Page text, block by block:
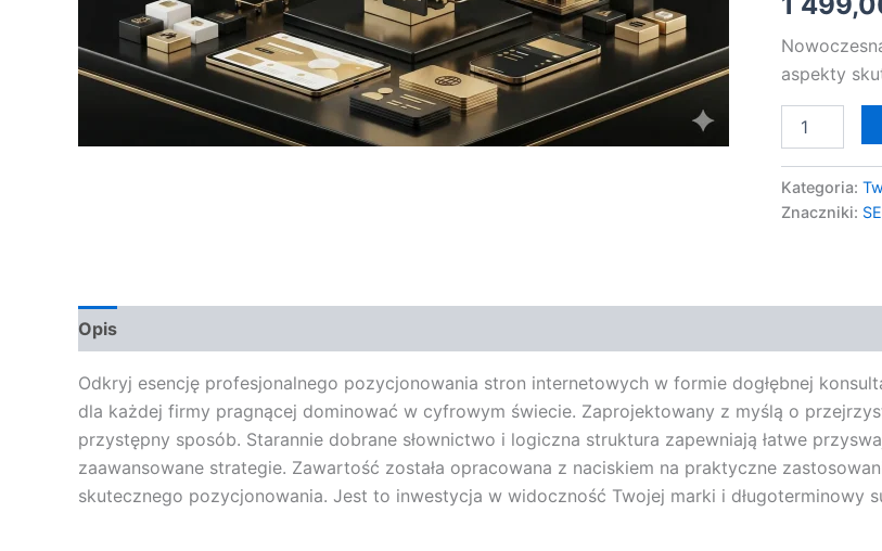
aspekty
Kategoria:
Znaczniki:
Opis
Odkryj esencję profesjonalnego pozycjonowania stron internetowych w formie dogłębnej
dla każdej firmy pragnącej dominować w cyfrowym świecie. Zaprojektowany z myślą o
przystępny sposób. Starannie dobrane słownictwo i logiczna struktura zapewniają łatwe
zaawansowane strategie. Zawartość została opracowana z naciskiem na praktyczne
skutecznego pozycjonowania. Jest to inwestycja w widoczność Twojej marki i długoterminowy